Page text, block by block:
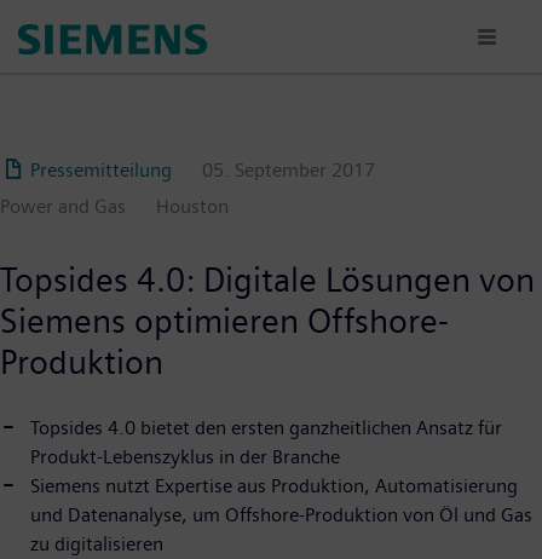
para
Pressemitteilung
05. September 2017
Power and Gas
Houston
Topsides 4.0: Digitale Lösungen von
Siemens optimieren Offshore-
Produktion
Topsides 4.0 bietet den ersten ganzheitlichen Ansatz für
Produkt-Lebenszyklus in der Branche
Siemens nutzt Expertise aus Produktion, Automatisierung
und Datenanalyse, um Offshore-Produktion von Öl und Gas
zu digitalisieren